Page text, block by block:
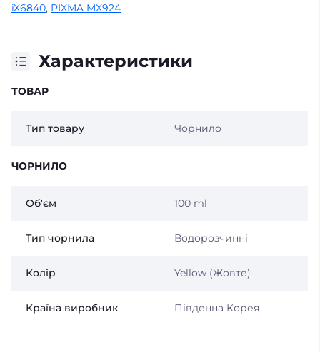
iX6840, PIXMA MX924
Характеристики
ТОВАР
Тип товару Чорнило
ЧОРНИЛО
Об'єм 100 ml
Тип чорнила Водорозчинні
Колір Yellow (Жовте)
Країна виробник Південна Корея